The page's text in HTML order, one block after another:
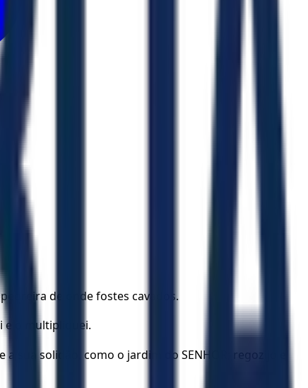
de onde fostes cavados.
e o multipliquei.
sua solidão, como o jardim do SENHOR; regozijo e